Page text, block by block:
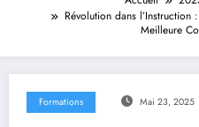
Révolution dans
Meilleure
Formations Mai 23, 2025